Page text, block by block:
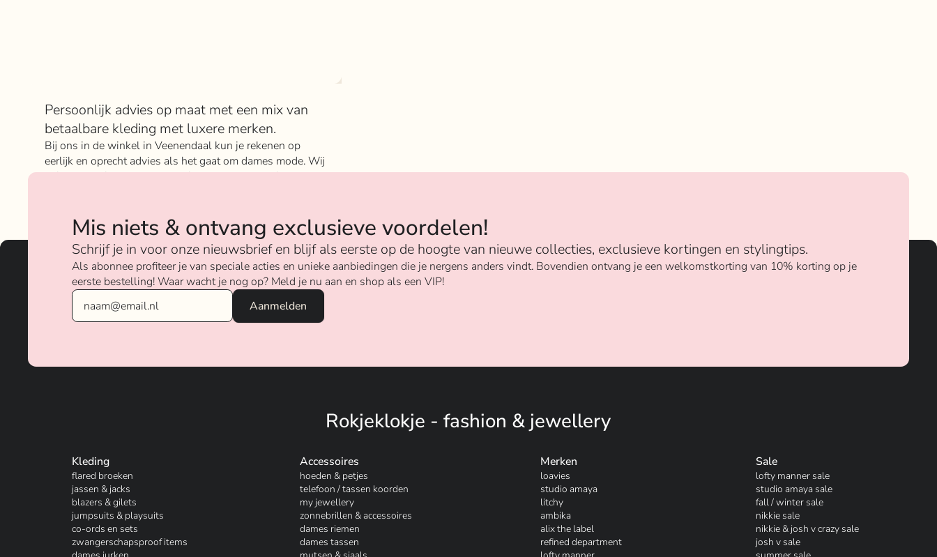
Over Rokje Klokje
Persoonlijk advies op maat met een mix van
betaalbare kleding met luxere merken.
Bij ons in de winkel in Veenendaal kun je rekenen op
eerlijk en oprecht advies als het gaat om dames mode. Wij
geloven sterk in ons concept; het mixen en matchen van
Over ons
Mis niets & ontvang exclusieve voordelen!
Schrijf je in voor onze nieuwsbrief en blijf als eerste op de hoogte van nieuwe collecties, exclusieve kortingen en stylingtips.
Als abonnee profiteer je van speciale acties en unieke aanbiedingen die je nergens anders vindt. Bovendien ontvang je een welkomstkorting van 10% korting op je
eerste bestelling! Waar wacht je nog op? Meld je nu aan en shop als een VIP!
Rokjeklokje - fashion & jewellery
Kleding
flared broeken
jassen & jacks
blazers & gilets
jumpsuits & playsuits
co-ords en sets
zwangerschapsproof items
Accessoires
hoeden & petjes
telefoon / tassen koorden
my jewellery
zonnebrillen & accessoires
dames riemen
dames tassen
Merken
loavies
studio amaya
litchy
ambika
alix the label
refined department
Sale
lofty manner sale
studio amaya sale
fall / winter sale
nikkie sale
nikkie & josh v crazy sale
josh v sale